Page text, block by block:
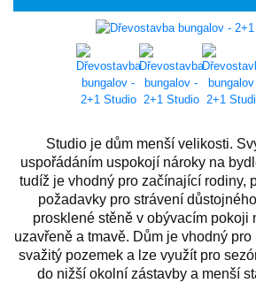
Studio je dům menší velikosti.
uspořádáním uspokojí nároky na
tudíž je vhodný pro začínající rodiny,
požadavky pro strávení
prosklené stěně v obývacím pokoji
uzavřeně a tmavě. Dům je vhodný
svažitý pozemek a lze využít pro
do nižší okolní zástavby a menší